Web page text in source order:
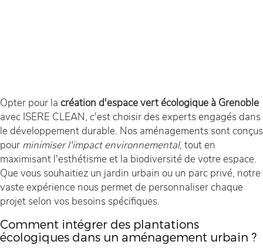
Opter pour la création d'espace vert écologique à Grenoble
avec ISERE CLEAN, c'est choisir des experts engagés dans
le développement durable. Nos aménagements sont conçus
pour minimiser l'impact environnemental, tout en
maximisant l'esthétisme et la biodiversité de votre espace.
Que vous souhaitiez un jardin urbain ou un parc privé, notre
vaste expérience nous permet de personnaliser chaque
projet selon vos besoins spécifiques.
Comment intégrer des plantations
écologiques dans un aménagement urbain ?